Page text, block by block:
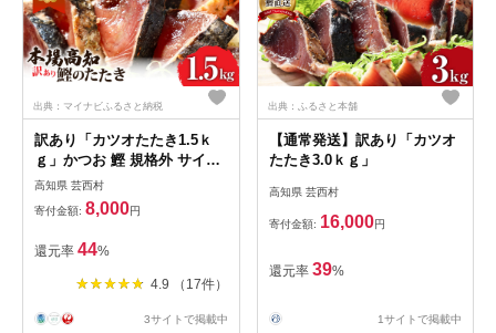
出典：マイナビふるさと納税
訳あり「カツオたたき1.5ｋ
ｇ」かつお 鰹 規格外 サイズ
不揃い 傷 海鮮 わけあり 人気
ランキング 本場 高知 かつお
のたたき
高知県 芸西村
寄付金額: 8,000円
還元率 44%
4.9 （17件）
3サイトで掲載中
出典：ふるさと本舗
【通常発送】訳あり「カツオ
たたき3.0ｋｇ」
高知県 芸西村
寄付金額: 16,000円
還元率 39%
1サイトで掲載中